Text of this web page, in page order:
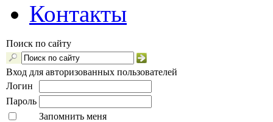
Контакты
Поиск по сайту
Вход для авторизованных пользователей
Логин
Пароль
Запомнить меня